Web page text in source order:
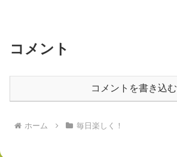
コメント
コメントを書き込む
ホーム 毎日楽しく！